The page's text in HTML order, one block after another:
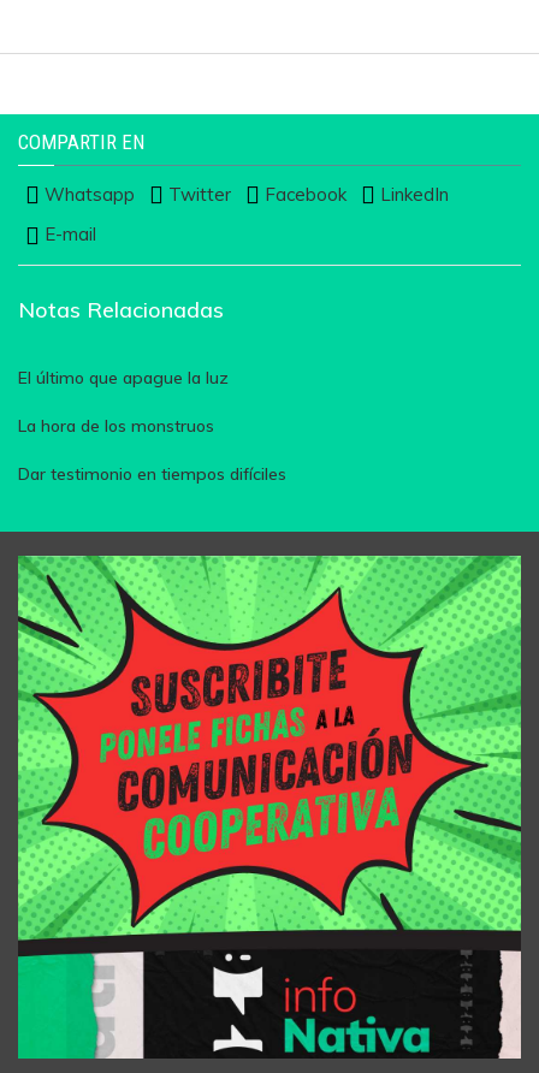
COMPARTIR EN
Whatsapp Twitter Facebook
LinkedIn
E-mail
Notas Relacionadas
El último que apague la luz
La hora de los monstruos
Dar testimonio en tiempos difíciles